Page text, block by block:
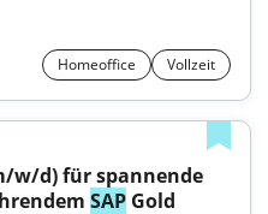
Homeoffice Vollzeit
w/d) für spannende
SAP Gold